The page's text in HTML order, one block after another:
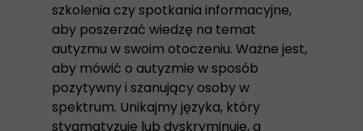
szkolenia czy spotkania informacyjne,
aby poszerzać wiedzę na temat
autyzmu w swoim otoczeniu. Ważne jest,
aby mówić o autyzmie w sposób
pozytywny i szanujący osoby w
spektrum. Unikajmy języka, który
stygmatyzuje lub dyskryminuje, a